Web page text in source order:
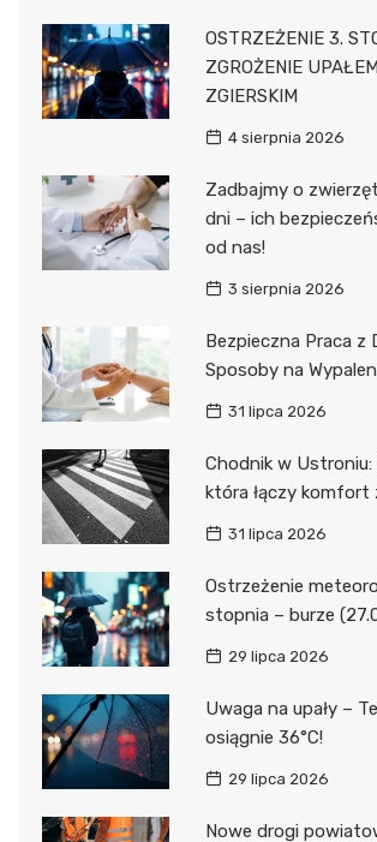
OSTRZEŻENIE 3.
ZGROŻENIE
ZGIERSKIM
4 sierpnia 2026
Zadbajmy o
dni – ich
od nas!
3 sierpnia 2026
Bezpieczna Praca z
Sposoby na
31 lipca 2026
Chodnik w
która łączy komfort
31 lipca 2026
Ostrzeżenie
stopnia – burze
29 lipca 2026
Uwaga na upały –
osiągnie 36°C!
29 lipca 2026
Nowe drogi